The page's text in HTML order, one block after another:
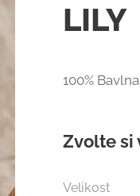
LILY
100% Bavlna
Zvolte si
Velikost